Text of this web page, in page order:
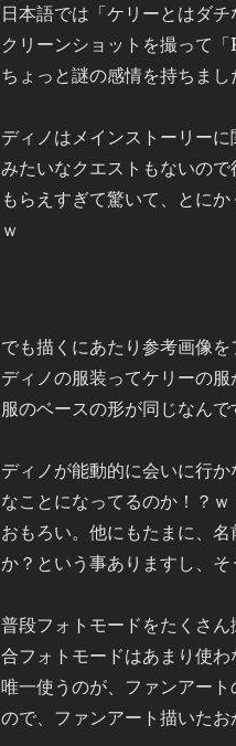
日本語では「ケリーとはダ
クリーンショットを撮って
ちょっと謎の感情を持ちま
ディノはメインストーリー
みたいなクエストもないの
もらえすぎて驚いて、とに
ｗ
でも描くにあたり参考画像
ディノの服装ってケリーの
服のベースの形が同じなんで
ディノが能動的に会いに行
なことになってるのか！？ｗ
おもろい。他にもたまに、
か？という事ありますし、そ
普段フォトモードをたくさ
合フォトモードはあまり使わ
唯一使うのが、ファンアー
ので、ファンアート描いたお